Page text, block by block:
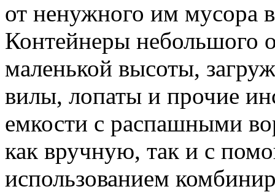
от ненужного им мусора
Контейнеры небольшого
маленькой высоты,
вилы, лопаты и прочие
емкости с распашными
как вручную, так и с
использованием